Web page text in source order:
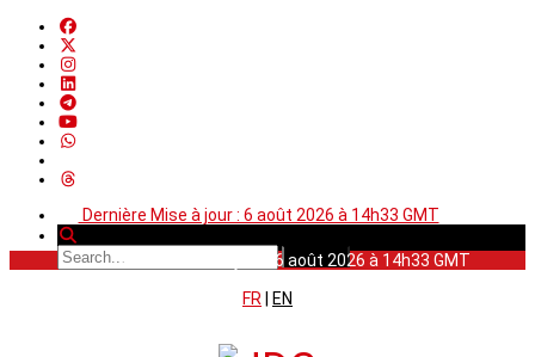
Dernière Mise à jour : 6 août 2026 à 14h33 GMT
Dernière Mise à jour : 6 août 2026 à 14h33 GMT
FR
EN